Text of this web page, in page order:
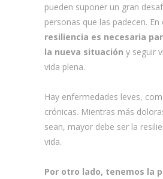
pueden suponer un gran
personas que las padecen.
resiliencia es necesaria
la nueva situación y seguir
vida plena.
Hay enfermedades leves,
crónicas. Mientras más
sean, mayor debe ser la
vida.
Por otro lado, tenemos la